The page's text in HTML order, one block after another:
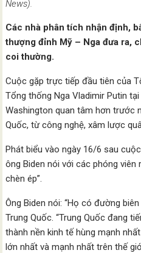
News).
Các nhà phân tích nhận định,
thượng đỉnh Mỹ – Nga đưa ra,
coi thường.
Cuộc gặp trực tiếp đầu tiên của
Tổng thống Nga Vladimir Putin
Washington quan tâm hơn trước
Quốc, từ công nghệ, xâm lược
Phát biểu vào ngày 16/6 sau
ông Biden nói với các phóng viên
chèn ép”.
Ông Biden nói: “Họ có đường
Trung Quốc. “Trung Quốc đang
thành nền kinh tế hùng mạnh
lớn nhất và mạnh nhất trên thế